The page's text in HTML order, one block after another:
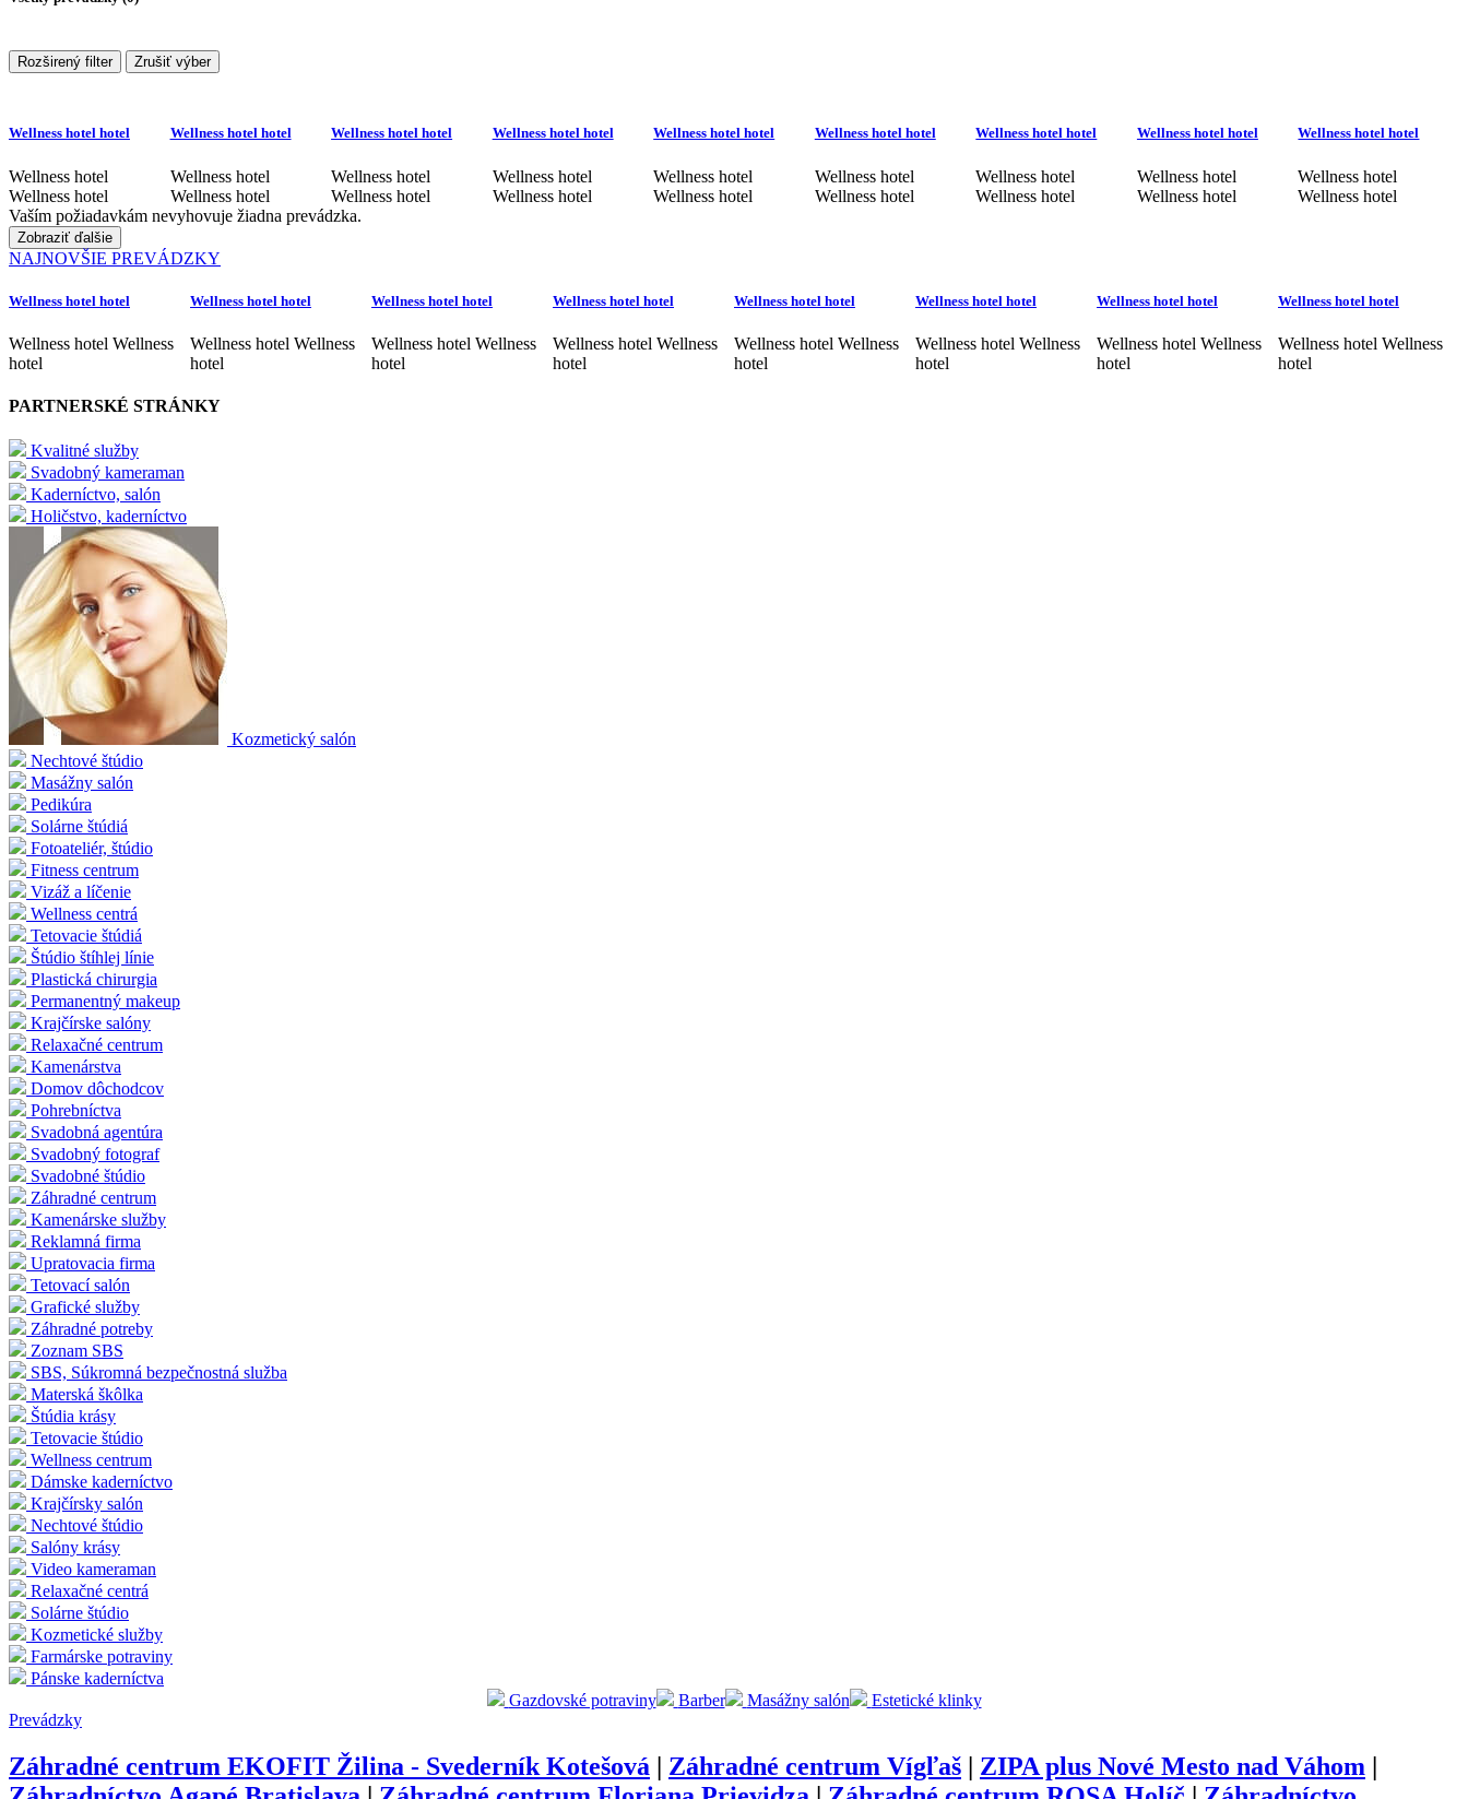
Rozširený filter Zrušiť výber
Wellness hotel hotel
Wellness hotel
Wellness hotel
Wellness hotel hotel
Wellness hotel
Wellness hotel
Wellness hotel hotel
Wellness hotel
Wellness hotel
Wellness hotel hotel
Wellness hotel
Wellness hotel
Wellness hotel hotel
Wellness hotel
Wellness hotel
Wellness hotel hotel
Wellness hotel
Wellness hotel
Wellness hotel hotel
Wellness hotel
Wellness hotel
Wellness hotel hotel
Wellness hotel
Wellness hotel
Wellness hotel hotel
Wellness hotel
Wellness hotel
Vaším požiadavkám nevyhovuje žiadna prevádzka.
Zobraziť ďalšie
NAJNOVŠIE PREVÁDZKY
Wellness hotel hotel
Wellness hotel Wellness
hotel
Wellness hotel hotel
Wellness hotel Wellness
hotel
Wellness hotel hotel
Wellness hotel Wellness
hotel
Wellness hotel hotel
Wellness hotel Wellness
hotel
Wellness hotel hotel
Wellness hotel Wellness
hotel
Wellness hotel hotel
Wellness hotel Wellness
hotel
Wellness hotel hotel
Wellness hotel Wellness
hotel
Wellness hotel hotel
Wellness hotel Wellness
hotel
PARTNERSKÉ STRÁNKY
Kvalitné služby
Svadobný kameraman
Kaderníctvo, salón
Holičstvo, kaderníctvo
Kozmetický salón
Nechtové štúdio
Masážny salón
Pedikúra
Solárne štúdiá
Fotoateliér, štúdio
Fitness centrum
Vizáž a líčenie
Wellness centrá
Tetovacie štúdiá
Štúdio štíhlej línie
Plastická chirurgia
Permanentný makeup
Krajčírske salóny
Relaxačné centrum
Kamenárstva
Domov dôchodcov
Pohrebníctva
Svadobná agentúra
Svadobný fotograf
Svadobné štúdio
Záhradné centrum
Kamenárske služby
Reklamná firma
Upratovacia firma
Tetovací salón
Grafické služby
Záhradné potreby
Zoznam SBS
SBS, Súkromná bezpečnostná služba
Materská škôlka
Štúdia krásy
Tetovacie štúdio
Wellness centrum
Dámske kaderníctvo
Krajčírsky salón
Nechtové štúdio
Salóny krásy
Video kameraman
Relaxačné centrá
Solárne štúdio
Kozmetické služby
Farmárske potraviny
Pánske kaderníctva
Gazdovské potraviny
Barber Masážny salón
Estetické klinky
Prevádzky
Záhradné centrum EKOFIT Žilina - Svederník Kotešová Záhradné centrum Vígľaš ZIPA plus Nové Mesto nad Váhom